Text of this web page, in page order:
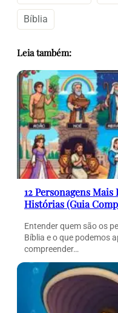
Bíblia
Leia também:
12 Personagens
Histórias (Guia
Entender quem são os
Bíblia e o que podemos
compreender…